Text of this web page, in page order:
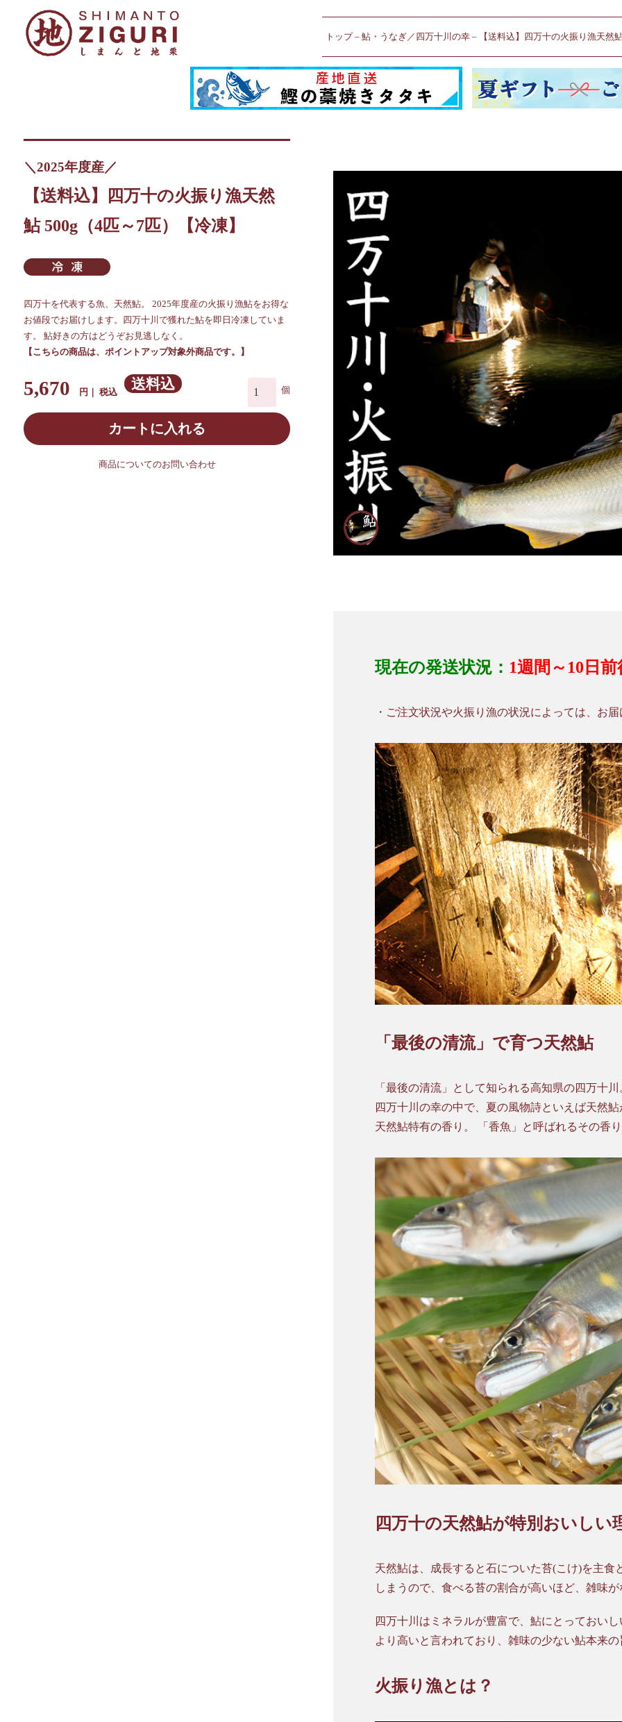
トップ 鮎・うなぎ／四万十川の幸 【送料込】四万十の火振り漁天然
＼2025年度産／
【送料込】四万十の火振り漁天然
鮎 500g（4匹～7匹）【冷凍】
四万十を代表する魚、天然鮎。 2025年度産の火振り漁鮎をお得な
お値段でお届けします。四万十川で獲れた鮎を即日冷凍していま
す。 鮎好きの方はどうぞお見逃しなく。
【こちらの商品は、ポイントアップ対象外商品です。】
5,670 税込
送料込
カートに入れる
商品についてのお問い合わせ
現在の発送状況： 1週間～10日前
・ご注文状況や火振り漁の状況によっては、お
「最後の清流」で育つ天然鮎
「最後の清流」として知られる高知県の四万十川
四万十川の幸の中で、夏の風物詩といえば天然
天然鮎特有の香り。 「香魚」と呼ばれるその香
四万十の天然鮎が特別おいしい
天然鮎は、成長すると石についた苔(こけ)を主
しまうので、食べる苔の割合が高いほど、雑味
四万十川はミネラルが豊富で、鮎にとっておい
より高いと言われており、雑味の少ない鮎本来
火振り漁とは？